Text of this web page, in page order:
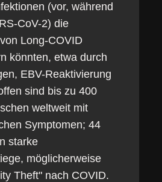
(vor, während
CoV-2) die
Long-COVID
könnten, etwa durch
EBV-Reaktivierung
sind bis zu 400
weltweit mit
Symptomen; 44
starke
möglicherweise
Theft" nach COVID.